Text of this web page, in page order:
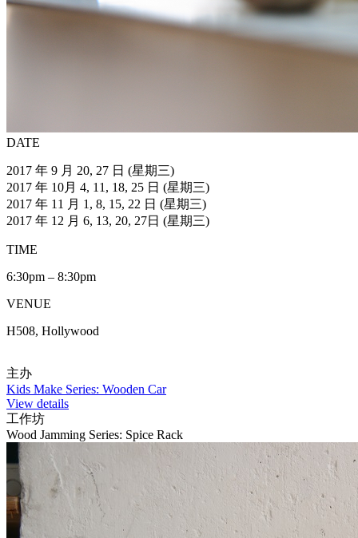
DATE
2017 年 9 月 20, 27 日 (星期三)
2017 年 10月 4, 11, 18, 25 日 (星期三)
2017 年 11 月 1, 8, 15, 22 日 (星期三)
2017 年 12 月 6, 13, 20, 27日 (星期三)
TIME
6:30pm – 8:30pm
VENUE
H508, Hollywood
主办
Kids Make Series: Wooden Car
View details
工作坊
Wood Jamming Series: Spice Rack